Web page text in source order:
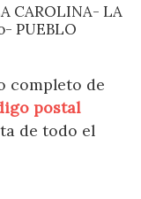
CAROLINA- LA
PUEBLO
completo de
postal
de todo el